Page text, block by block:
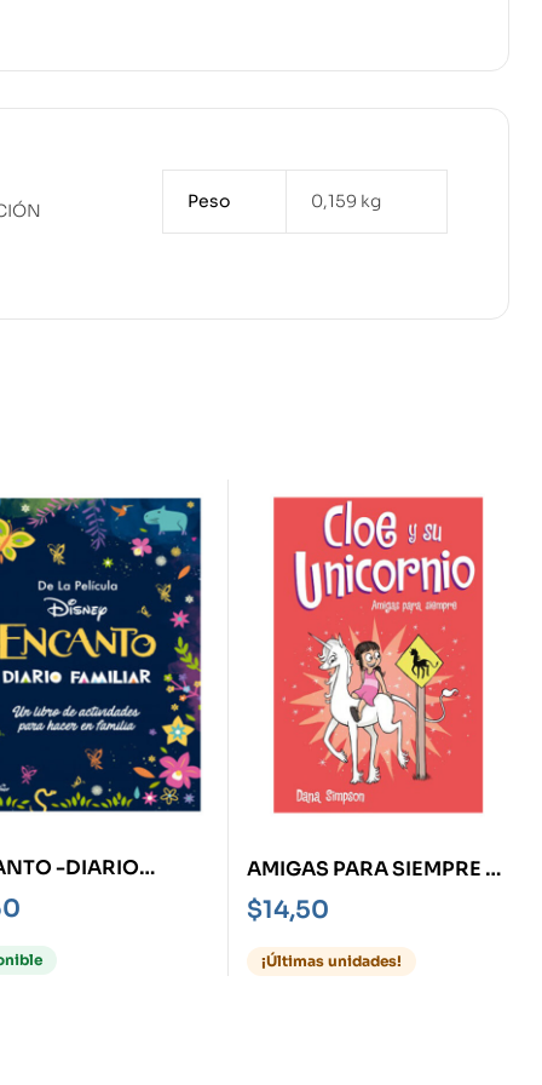
Peso 0,159 kg
-DIARIO
UN LIBRO DE
PARA
EN FAMILIA
AMIGAS PARA SIEMPRE -
CLOE Y SU UNICORNIO 5-
$14,50
¡Últimas unidades!